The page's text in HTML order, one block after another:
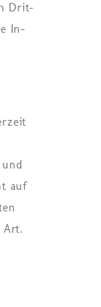
Drit­
In­
auf
Art.